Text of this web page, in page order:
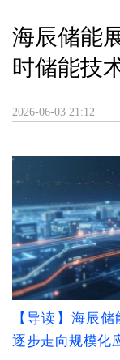
海辰储能
时储能技
2026-06-03 21:12
【导读】 海辰储
逐步走向规模化